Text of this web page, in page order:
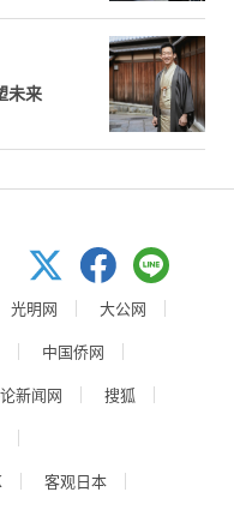
未来
光明网
大公网
中国侨网
新闻网
搜狐
客观日本